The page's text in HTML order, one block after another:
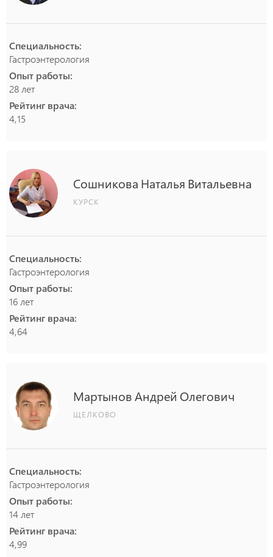
Специальность:
Гастроэнтерология
Опыт работы:
28 лет
Рейтинг врача:
4,15
Сошникова Наталья Витальевна
КУРСК
Специальность:
Гастроэнтерология
Опыт работы:
16 лет
Рейтинг врача:
4,64
МартыновАндрей Олегович
ЩЕЛКОВО
Специальность:
Гастроэнтерология
Опыт работы:
14 лет
Рейтинг врача:
4,99